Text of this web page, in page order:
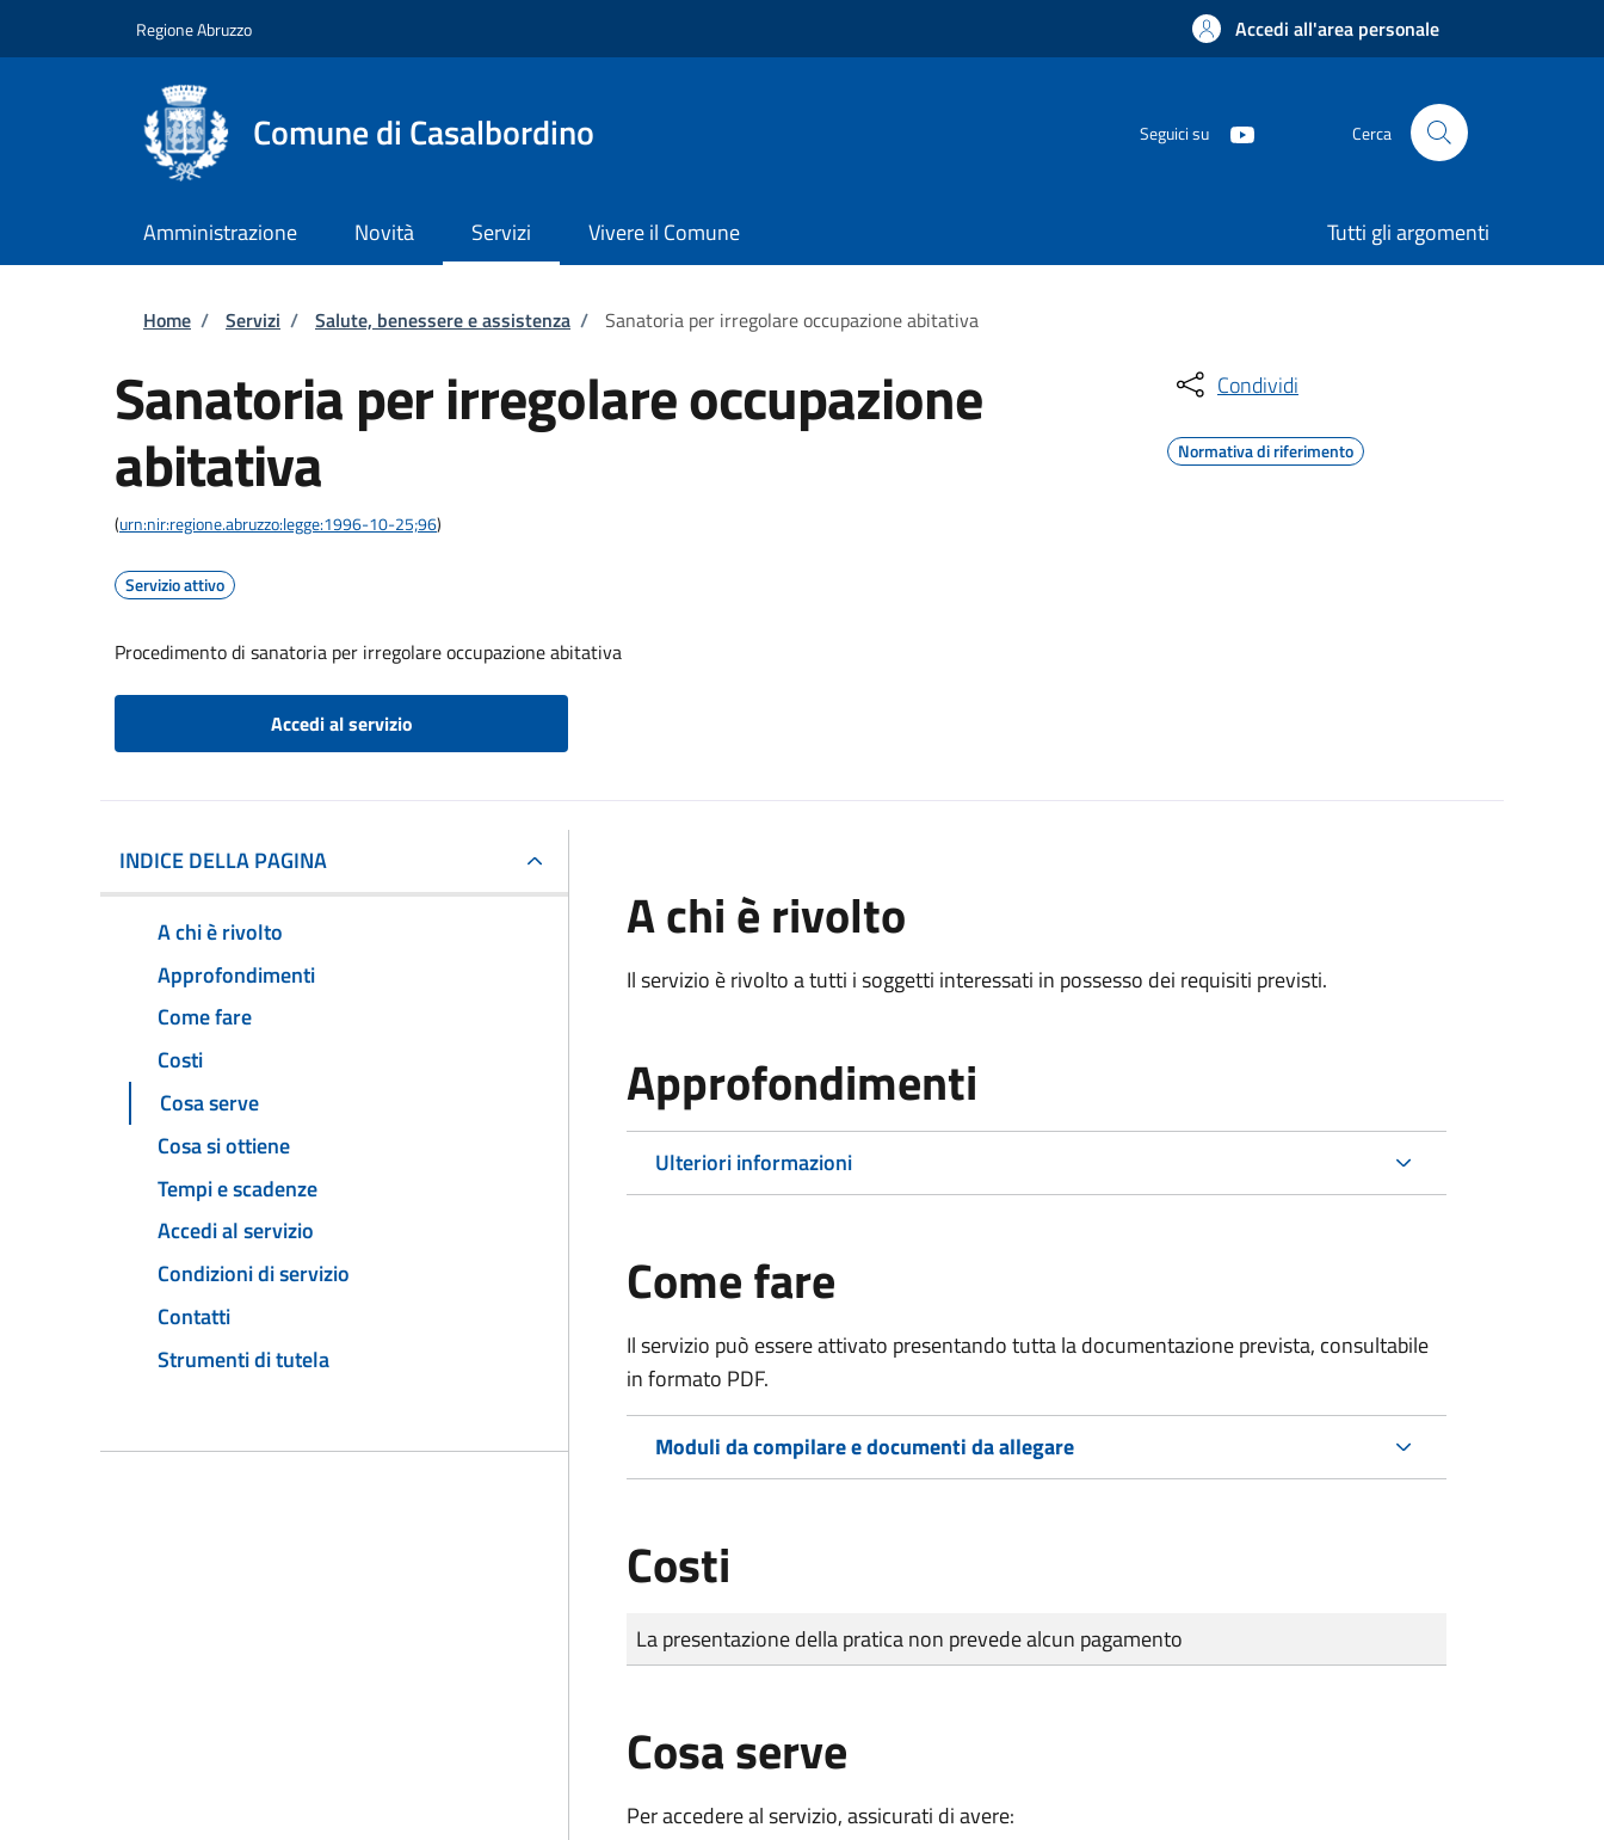
Regione Abruzzo Accedi all'area personale
Comune di Casalbordino Seguici su Cerca
Amministrazione Novità Servizi Vivere il Comune Tutti gli argomenti
Briciole di pane
Home / Servizi / Salute, benessere e assistenza / Sanatoria per irregolare occupazione abitativa
Sanatoria per irregolare occupazione
abitativa
(urn:nir:regione.abruzzo:legge:1996-10-25;96)
Servizio attivo
Procedimento di sanatoria per irregolare occupazione abitativa
Accedi al servizio
Condividi
Normativa di riferimento
INDICE DELLA PAGINA
A chi è rivolto
Approfondimenti
Come fare
Costi
Cosa serve
Cosa si ottiene
Tempi e scadenze
Accedi al servizio
Condizioni di servizio
Contatti
Strumenti di tutela
A chi è rivolto
Il servizio è rivolto a tutti i soggetti interessati in possesso dei requisiti previsti.
Approfondimenti
Ulteriori informazioni
Come fare
Il servizio può essere attivato presentando tutta la documentazione prevista, consultabile
in formato PDF.
Moduli da compilare e documenti da allegare
Costi
Tipo di pagamento
Importo
La presentazione della pratica non prevede alcun pagamento
Cosa serve
Per accedere al servizio, assicurati di avere: